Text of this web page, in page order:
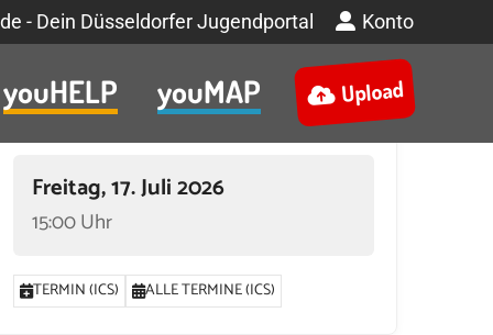
- Dein Düsseldorfer Jugendportal Konto
youHELP youMAP Upload
Freitag, 17. Juli 2026
15:00 Uhr
TERMIN (ICS) ALLE TERMINE (ICS)